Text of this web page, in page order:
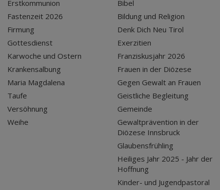
Erstkommunion
Fastenzeit 2026
Firmung
Gottesdienst
Karwoche und Ostern
Krankensalbung
Maria Magdalena
Taufe
Versöhnung
Weihe
Bibel
Bildung und Religion
Denk Dich Neu Tirol
Exerzitien
Franziskusjahr 2026
Frauen in der Diözese
Gegen Gewalt an Frauen
Geistliche Begleitung
Gemeinde
Gewaltprävention in der
Diözese Innsbruck
Glaubensfrühling
Heiliges Jahr 2025 - Jahr der
Hoffnung
Kinder- und Jugendpastoral